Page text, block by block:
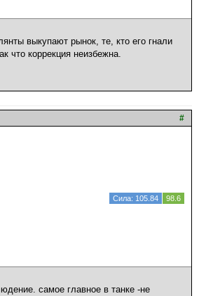
выкупают рынок, те, кто его гнали
что коррекция неизбежна.
#
Сила: 105.84 98.6
самое главное в танке -не